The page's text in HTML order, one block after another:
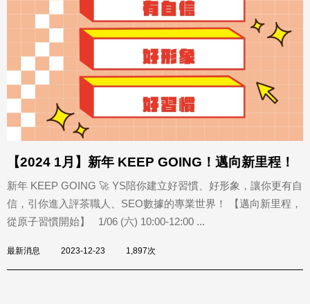
【2024 1月】新年 KEEP GOING！邁向新里程！
新年 KEEP GOING 🚀 YS陪你建立好習慣、好形象，讓你更有自
信，引你進入評茶職人、SEO數據的專業世界！ 【邁向新里程，
從原子習慣開始】 1/06 (六) 10:00-12:00 ...
最新消息 2023-12-23 1,897次